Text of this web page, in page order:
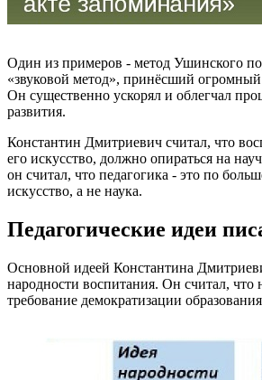
Один из примеров - метод Ушинского
«звуковой метод», принёсший огромный
Он существенно ускорял и облегчал
развития.
Константин Дмитриевич считал, что
его искусство, должно опираться на
он считал, что педагогика - это по
искусство, а не наука.
Педагогические идеи
Основной идеей Константина
народности воспитания. Он считал, что
требование демократизации